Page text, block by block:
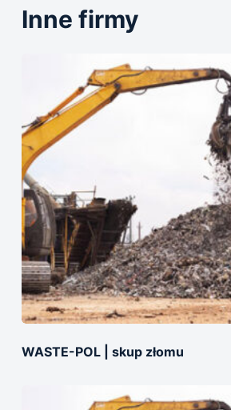
Inne firmy
WASTE-POL | skup złomu